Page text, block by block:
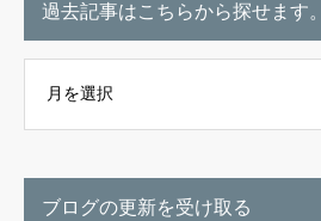
過去記事はこちらから探せます。
ブログの更新を受け取る